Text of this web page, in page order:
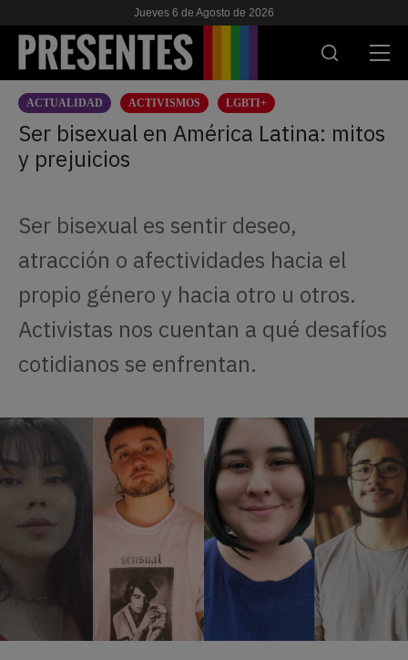
Jueves 6 de Agosto de 2026
ACTUALIDAD
INVESTIGACIONES
ESCUELA
APOYANOS
ACTUALIDAD ACTIVISMOS LGBTI+
Ser bisexual en América Latina: mitos
y prejuicios
Ser bisexual es sentir deseo,
atracción o afectividades hacia el
propio género y hacia otro u otros.
Activistas nos cuentan a qué desafíos
cotidianos se enfrentan.